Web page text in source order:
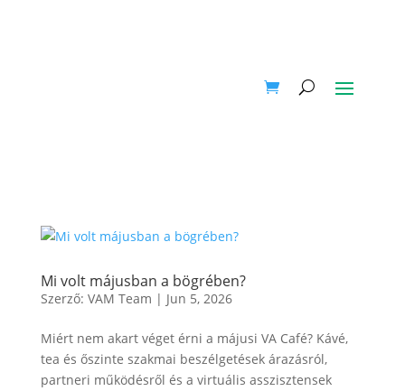
Mi volt májusban a bögrében?
Szerző: VAM Team | Jun 5, 2026
Miért nem akart véget érni a májusi VA Café? Kávé,
tea és őszinte szakmai beszélgetések árazásról,
partneri működésről és a virtuális asszisztensek